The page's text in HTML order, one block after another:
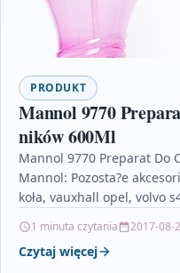
PRODUKT
Mannol 9770
ników 600Ml
Mannol 9770 Preparat Do
Mannol: Pozosta?e
koła, vauxhall opel, volvo
1 minuta czytania 2017-08-
Czytaj więcej